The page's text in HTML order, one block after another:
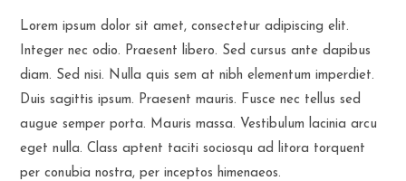
Lorem ipsum dolor sit amet, consectetur adipiscing elit.
Integer nec odio. Praesent libero. Sed cursus ante dapibus
diam. Sed nisi. Nulla quis sem at nibh elementum imperdiet.
Duis sagittis ipsum. Praesent mauris. Fusce nec tellus sed
augue semper porta. Mauris massa. Vestibulum lacinia arcu
eget nulla. Class aptent taciti sociosqu ad litora torquent
per conubia nostra, per inceptos himenaeos.